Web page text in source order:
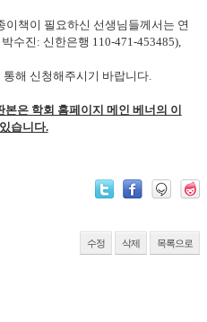
이책이 필요하신 선생님들께서는 연
수진: 신한은행 110-471-453485),
통해 신청해주시기 바랍니다.
은 학회 홈페이지 메인 베너의 이
습니다.
수정 삭제 목록으로